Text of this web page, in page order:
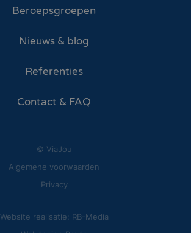
Beroepsgroepen
Nieuws & blog
Referenties
Contact & FAQ
© ViaJou
Algemene voorwaarden
Privacy
Website realisatie: RB-Media